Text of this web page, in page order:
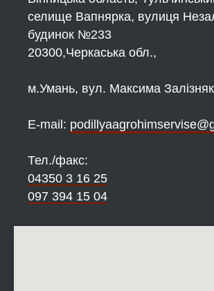
селище Вапнярка, вулиця
будинок №233
20300,Черкаська обл.,
м.Умань, вул. Максима
Е-mail:
Тел./факс:
04350 3 16 25
097 394 15 04